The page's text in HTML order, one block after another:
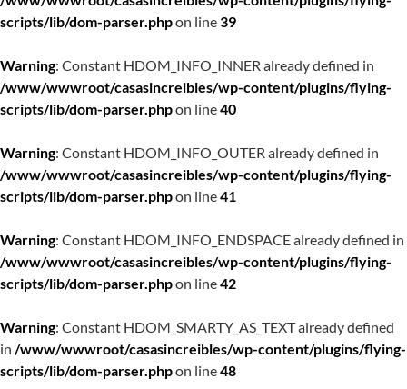
scripts/lib/dom-parser.phpon line39
Warning: Constant HDOM_INFO_INNER already defined in
/www/wwwroot/casasincreibles/wp-content/plugins/flying-
scripts/lib/dom-parser.phpon line40
Warning: Constant HDOM_INFO_OUTER already defined in
/www/wwwroot/casasincreibles/wp-content/plugins/flying-
scripts/lib/dom-parser.phpon line41
Warning: Constant HDOM_INFO_ENDSPACE already defined in
/www/wwwroot/casasincreibles/wp-content/plugins/flying-
scripts/lib/dom-parser.phpon line42
Warning: Constant HDOM_SMARTY_AS_TEXT already defined
in /www/wwwroot/casasincreibles/wp-content/plugins/flying-
scripts/lib/dom-parser.phpon line48